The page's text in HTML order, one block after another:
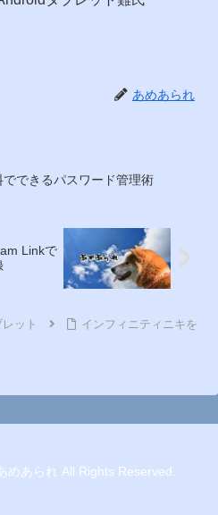
あめあられ
でできるパスワード管理術
Linkで
ット
インフィニティニキを
あられ All Rights Reserved.